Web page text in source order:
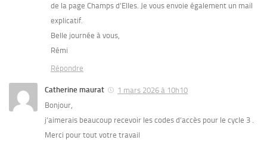
de la page Champs d’Elles. Je vous envoie également un mail
explicatif.
Belle journée à vous,
Rémi
Répondre
Catherine maurat
1 mars 2026 à 10h10
Bonjour,
j’aimerais beaucoup recevoir les codes d’accès pour le cycle 3 .
Merci pour tout votre travail